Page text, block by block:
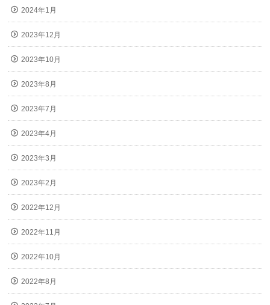
2024年1月
2023年12月
2023年10月
2023年8月
2023年7月
2023年4月
2023年3月
2023年2月
2022年12月
2022年11月
2022年10月
2022年8月